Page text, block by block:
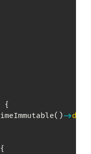
{
( )->diff
{